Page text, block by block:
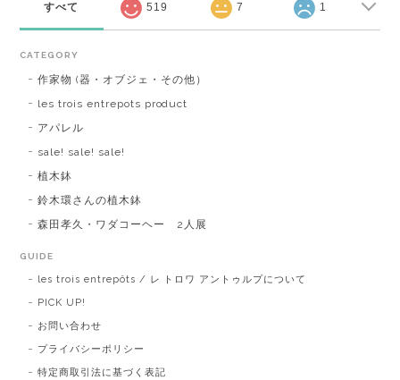
すべて 519 7 1
CATEGORY
作家物 (器・オブジェ・その他）
les trois entrepots product
アパレル
sale! sale! sale!
植木鉢
鈴木環さんの植木鉢
森田孝久・ワダコーヘー 2人展
GUIDE
les trois entrepôts / レ トロワ アントゥルプについて
PICK UP!
お問い合わせ
プライバシーポリシー
特定商取引法に基づく表記